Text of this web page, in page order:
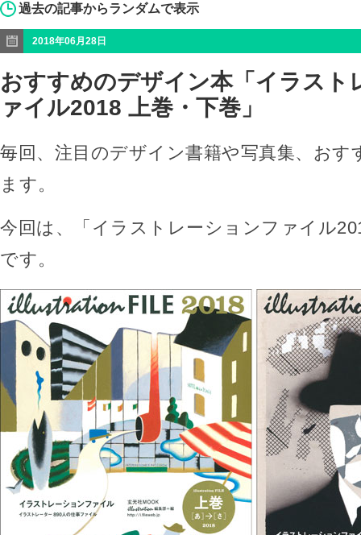
過去の記事からランダムで表示
2018年06月28日
おすすめのデザイン本「イラスト
ァイル2018 上巻・下巻」
毎回、注目のデザイン書籍や写真集、おす
ます。
今回は、「イラストレーションファイル
です。